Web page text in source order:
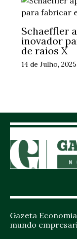
Schaeffler
inovador
de raios X
14 de Julho, 2025
Gazeta
mundo